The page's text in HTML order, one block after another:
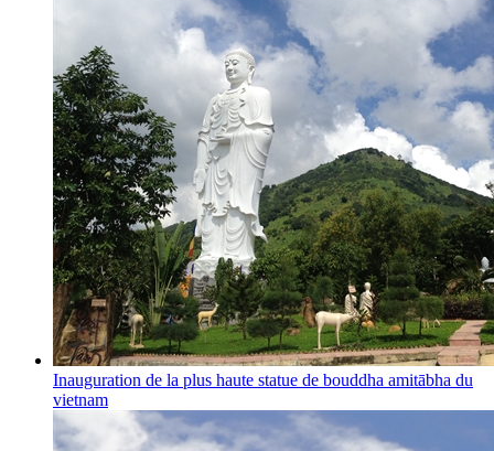
Inauguration de la plus haute statue de bouddha amitābha du
vietnam